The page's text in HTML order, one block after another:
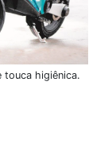
touca higiênica.